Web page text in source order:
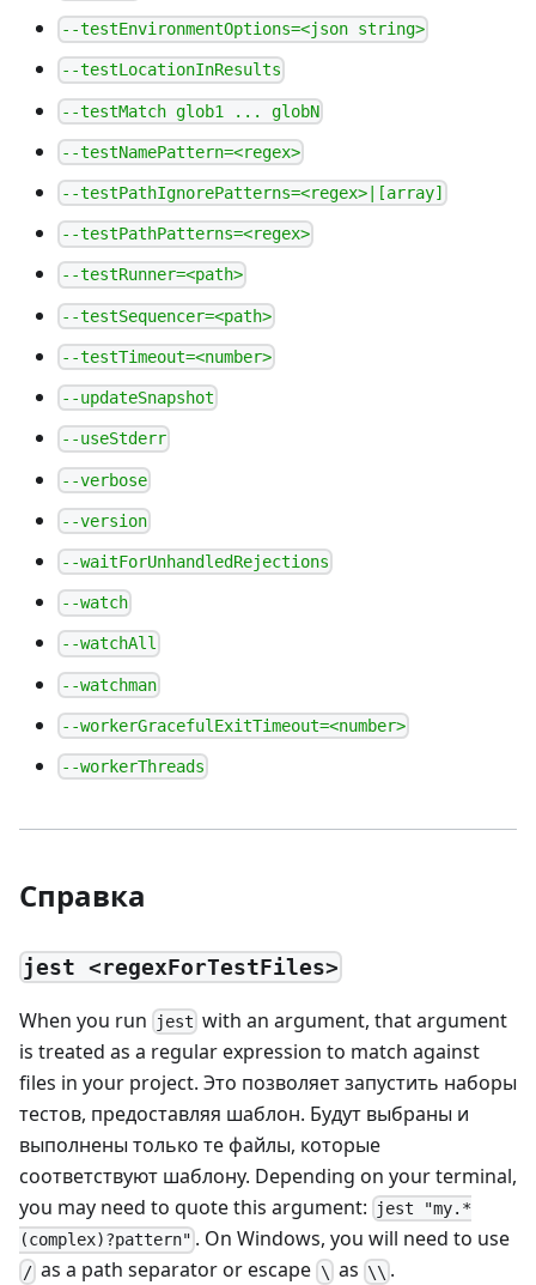
--testEnvironmentOptions=<json string>
--testLocationInResults
--testMatch glob1 ... globN
--testNamePattern=<regex>
--testPathIgnorePatterns=<regex>|[array]
--testPathPatterns=<regex>
--testRunner=<path>
--testSequencer=<path>
--testTimeout=<number>
--updateSnapshot
--useStderr
--verbose
--version
--waitForUnhandledRejections
--watch
--watchAll
--watchman
--workerGracefulExitTimeout=<number>
--workerThreads
Справка
jest <regexForTestFiles>
When you run jest with an argument, that argument
is treated as a regular expression to match against
files in your project. Это позволяет запустить наборы
тестов, предоставляя шаблон. Будут выбраны и
выполнены только те файлы, которые
соответствуют шаблону. Depending on your terminal,
you may need to quote this argument:
jest "my.*
(complex)?pattern" . On Windows, you will need to use
/ as a path separator or escape \ as \\ .